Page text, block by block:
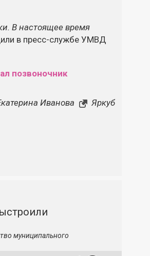
В настоящее время
в пресс-службе УМВД
позвоночник
Иванова Яркуб
муниципального